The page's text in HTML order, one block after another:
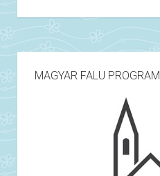
MAGYAR FALU PROGRAM